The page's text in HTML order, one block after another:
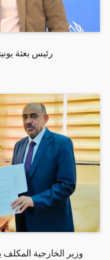
رئيس بعثة
وزير الخارجية